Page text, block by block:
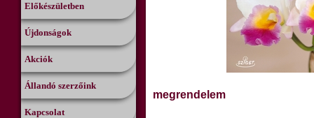
Előkészületben
Újdonságok
Akciók
Állandó szerzőink
Kapcsolat
megrendelem